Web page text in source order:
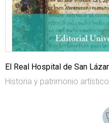
El Real Hospital de San
Historia y patrimonio